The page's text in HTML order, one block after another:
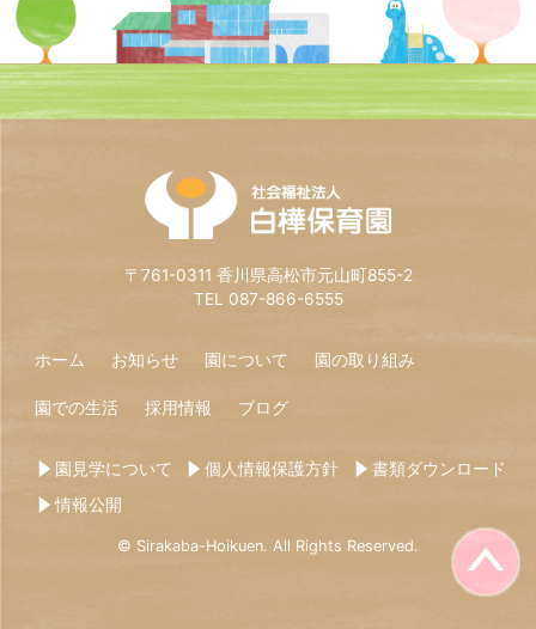
〒761-0311 香川県高松市元山町855-2
TEL 087-866-6555
ホーム お知らせ 園について 園の取り組み
園での生活 採用情報 ブログ
園見学について 個人情報保護方針
書類ダウンロード
情報公開
© Sirakaba-Hoikuen. All Rights Reserved.